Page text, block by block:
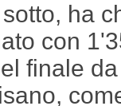
ha
con
finale